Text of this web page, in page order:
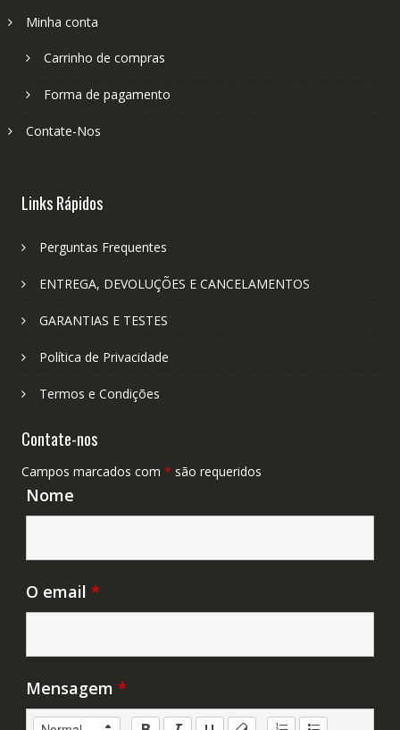
Minha conta
Carrinho de compras
Forma de pagamento
Contate-Nos
Links Rápidos
Perguntas Frequentes
ENTREGA, DEVOLUÇÕES E CANCELAMENTOS
GARANTIAS E TESTES
Política de Privacidade
Termos e Condições
Contate-nos
Campos marcados com * são requeridos
Nome
O email *
Mensagem *